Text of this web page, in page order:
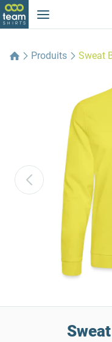
Produits Sweat